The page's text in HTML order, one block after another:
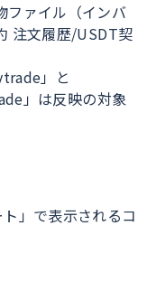
ファイル（インバ
注文履歴/USDT契
」と
」は反映の対象
」で表示されるコ